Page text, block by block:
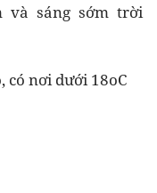
và sáng sớm trời
có nơi dưới 18oC